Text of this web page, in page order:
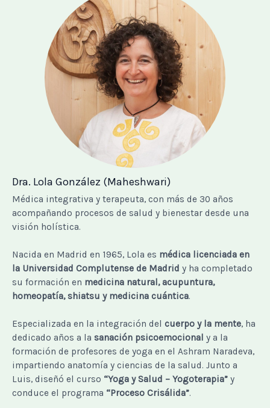
Dra. Lola González (Maheshwari)
Médica integrativa y terapeuta, con más de 30 años
acompañando procesos de salud y bienestar desde una
visión holística.
Nacida en Madrid en 1965, Lola es médica licenciada en
la Universidad Complutense de Madrid y ha completado
su formación en medicina natural, acupuntura,
homeopatía, shiatsu y medicina cuántica.
Especializada en la integración del cuerpo y la mente, ha
dedicado años a la sanación psicoemocional y a la
formación de profesores de yoga en el Ashram Naradeva,
impartiendo anatomía y ciencias de la salud. Junto a
Luis, diseñó el curso “Yoga y Salud – Yogoterapia” y
conduce el programa “Proceso Crisálida”.